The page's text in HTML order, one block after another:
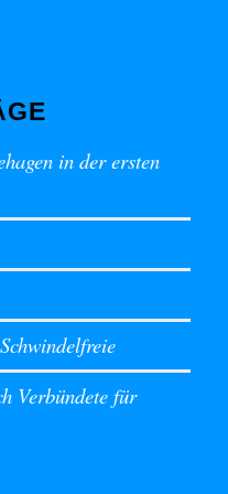
in der ersten
Verbündete für